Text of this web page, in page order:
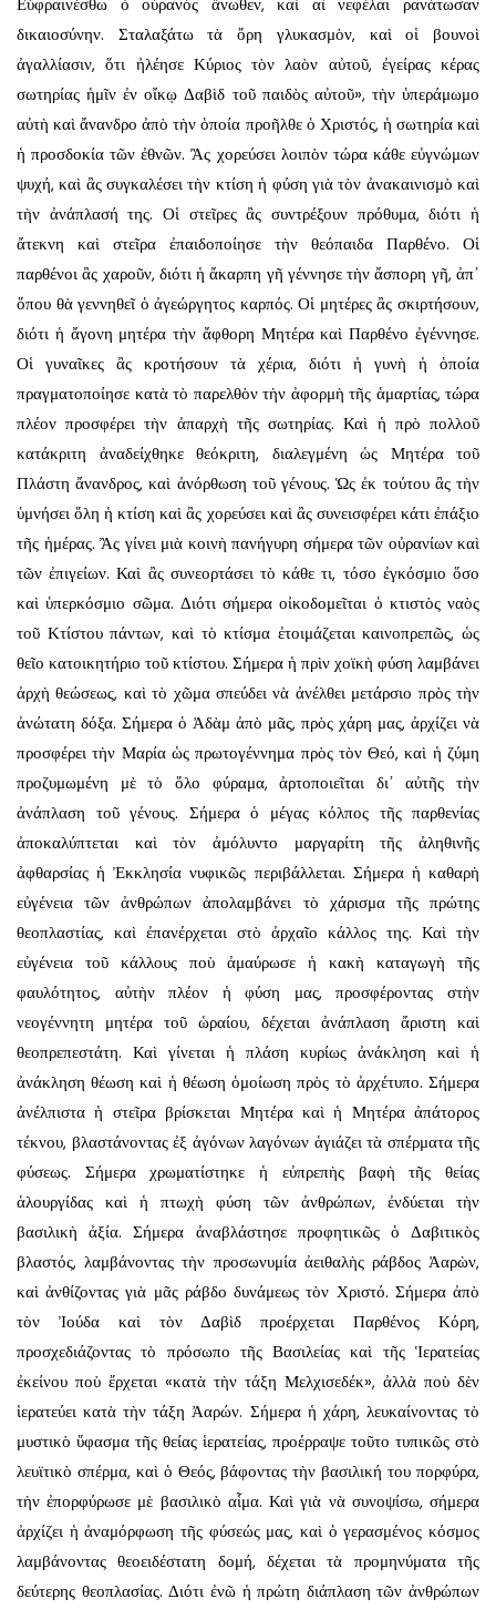
Εὐφραινέσθω ὁ οὐρανὸς ἄνωθεν, καὶ αἱ νεφέλαι ρανάτωσαν
δικαιοσύνην. Σταλαξάτω τὰ ὄρη γλυκασμὸν, καὶ οἱ βουνοὶ
ἀγαλλίασιν, ὅτι ἠλέησε Κύριος τὸν λαὸν αὐτοῦ, ἐγείρας κέρας
σωτηρίας ἡμῖν ἐν οἴκῳ Δαβὶδ τοῦ παιδὸς αὐτοῦ», τὴν ὑπεράμωμο
αὐτὴ καὶ ἄνανδρο ἀπὸ τὴν ὁποία προῆλθε ὁ Χριστός, ἡ σωτηρία καὶ
ἡ προσδοκία τῶν ἐθνῶν. Ἂς χορεύσει λοιπὸν τώρα κάθε εὐγνώμων
ψυχή, καὶ ἂς συγκαλέσει τὴν κτίση ἡ φύση γιὰ τὸν ἀνακαινισμὸ καὶ
τὴν ἀνάπλασή της. Οἱ στεῖρες ἂς συντρέξουν πρόθυμα, διότι ἡ
ἄτεκνη καὶ στεῖρα ἐπαιδοποίησε τὴν θεόπαιδα Παρθένο. Οἱ
παρθένοι ἂς χαροῦν, διότι ἡ ἄκαρπη γῆ γέννησε τὴν ἄσπορη γῆ, ἀπ᾿
ὅπου θὰ γεννηθεῖ ὁ ἀγεώργητος καρπός. Οἱ μητέρες ἂς σκιρτήσουν,
διότι ἡ ἄγονη μητέρα τὴν ἄφθορη Μητέρα καὶ Παρθένο ἐγέννησε.
Οἱ γυναῖκες ἂς κροτήσουν τὰ χέρια, διότι ἡ γυνὴ ἡ ὁποία
πραγματοποίησε κατὰ τὸ παρελθὸν τὴν ἀφορμὴ τῆς ἁμαρτίας, τώρα
πλέον προσφέρει τὴν ἀπαρχὴ τῆς σωτηρίας. Καὶ ἡ πρὸ πολλοῦ
κατάκριτη ἀναδείχθηκε θεόκριτη, διαλεγμένη ὡς Μητέρα τοῦ
Πλάστη ἄνανδρος, καὶ ἀνόρθωση τοῦ γένους. Ὡς ἐκ τούτου ἂς τὴν
ὑμνήσει ὅλη ἡ κτίση καὶ ἂς χορεύσει καὶ ἂς συνεισφέρει κάτι ἐπάξιο
τῆς ἡμέρας. Ἂς γίνει μιὰ κοινὴ πανήγυρη σήμερα τῶν οὐρανίων καὶ
τῶν ἐπιγείων. Καὶ ἂς συνεορτάσει τὸ κάθε τι, τόσο ἐγκόσμιο ὅσο
καὶ ὑπερκόσμιο σῶμα. Διότι σήμερα οἰκοδομεῖται ὁ κτιστὸς ναὸς
τοῦ Κτίστου πάντων, καὶ τὸ κτίσμα ἐτοιμάζεται καινοπρεπῶς, ὡς
θεῖο κατοικητήριο τοῦ κτίστου. Σήμερα ἡ πρὶν χοϊκὴ φύση λαμβάνει
ἀρχὴ θεώσεως, καὶ τὸ χῶμα σπεύδει νὰ ἀνέλθει μετάρσιο πρὸς τὴν
ἀνώτατη δόξα. Σήμερα ὁ Ἀδὰμ ἀπὸ μᾶς, πρὸς χάρη μας, ἀρχίζει νὰ
προσφέρει τὴν Μαρία ὡς πρωτογέννημα πρὸς τὸν Θεό, καὶ ἡ ζύμη
προζυμωμένη μὲ τὸ ὅλο φύραμα, ἀρτοποιεῖται δι᾿ αὐτῆς τὴν
ἀνάπλαση τοῦ γένους. Σήμερα ὁ μέγας κόλπος τῆς παρθενίας
ἀποκαλύπτεται καὶ τὸν ἀμόλυντο μαργαρίτη τῆς ἀληθινῆς
ἀφθαρσίας ἡ Ἐκκλησία νυφικῶς περιβάλλεται. Σήμερα ἡ καθαρὴ
εὐγένεια τῶν ἀνθρώπων ἀπολαμβάνει τὸ χάρισμα τῆς πρώτης
θεοπλαστίας, καὶ ἐπανέρχεται στὸ ἀρχαῖο κάλλος της. Καὶ τὴν
εὐγένεια τοῦ κάλλους ποὺ ἀμαύρωσε ἡ κακὴ καταγωγὴ τῆς
φαυλότητος, αὐτὴν πλέον ἡ φύση μας, προσφέροντας στὴν
νεογέννητη μητέρα τοῦ ὡραίου, δέχεται ἀνάπλαση ἄριστη καὶ
θεοπρεπεστάτη. Καὶ γίνεται ἡ πλάση κυρίως ἀνάκληση καὶ ἡ
ἀνάκληση θέωση καὶ ἡ θέωση ὁμοίωση πρὸς τὸ ἀρχέτυπο. Σήμερα
ἀνέλπιστα ἡ στεῖρα βρίσκεται Μητέρα καὶ ἡ Μητέρα ἀπάτορος
τέκνου, βλαστάνοντας ἐξ ἀγόνων λαγόνων ἁγιάζει τὰ σπέρματα τῆς
φύσεως. Σήμερα χρωματίστηκε ἡ εὐπρεπὴς βαφὴ τῆς θείας
ἁλουργίδας καὶ ἡ πτωχὴ φύση τῶν ἀνθρώπων, ἐνδύεται τὴν
βασιλικὴ ἀξία. Σήμερα ἀναβλάστησε προφητικῶς ὁ Δαβιτικὸς
βλαστός, λαμβάνοντας τὴν προσωνυμία ἀειθαλὴς ράβδος Ἀαρὼν,
καὶ ἀνθίζοντας γιὰ μᾶς ράβδο δυνάμεως τὸν Χριστό. Σήμερα ἀπὸ
τὸν Ἰούδα καὶ τὸν Δαβὶδ προέρχεται Παρθένος Κόρη,
προσχεδιάζοντας τὸ πρόσωπο τῆς Βασιλείας καὶ τῆς Ἱερατείας
ἐκείνου ποὺ ἔρχεται «κατὰ τὴν τάξη Μελχισεδέκ», ἀλλὰ ποὺ δὲν
ἱερατεύει κατὰ τὴν τάξη Ἀαρών. Σήμερα ἡ χάρη, λευκαίνοντας τὸ
μυστικὸ ὕφασμα τῆς θείας ἱερατείας, προέρραψε τοῦτο τυπικῶς στὸ
λευϊτικὸ σπέρμα, καὶ ὁ Θεός, βάφοντας τὴν βασιλική του πορφύρα,
τὴν ἐπορφύρωσε μὲ βασιλικὸ αἷμα. Καὶ γιὰ νὰ συνοψίσω, σήμερα
ἀρχίζει ἡ ἀναμόρφωση τῆς φύσεώς μας, καὶ ὁ γερασμένος κόσμος
λαμβάνοντας θεοειδέστατη δομή, δέχεται τὰ προμηνύματα τῆς
δεύτερης θεοπλασίας. Διότι ἐνῶ ἡ πρώτη διάπλαση τῶν ἀνθρώπων